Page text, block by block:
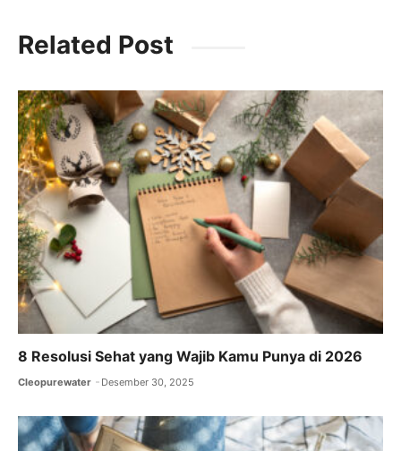
c
e
b
o
o
k
itt
er
ai
l
at
s
A
p
p
a
m
Related Post
8 Resolusi Sehat yang Wajib Kamu Punya di 2026
Cleopurewater Desember 30, 2025